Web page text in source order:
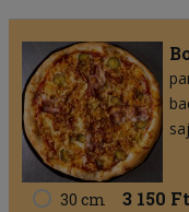
30 cm 3 150 Ft